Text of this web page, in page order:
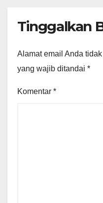
Tinggalkan
Alamat email Anda
yang wajib ditandai *
Komentar *